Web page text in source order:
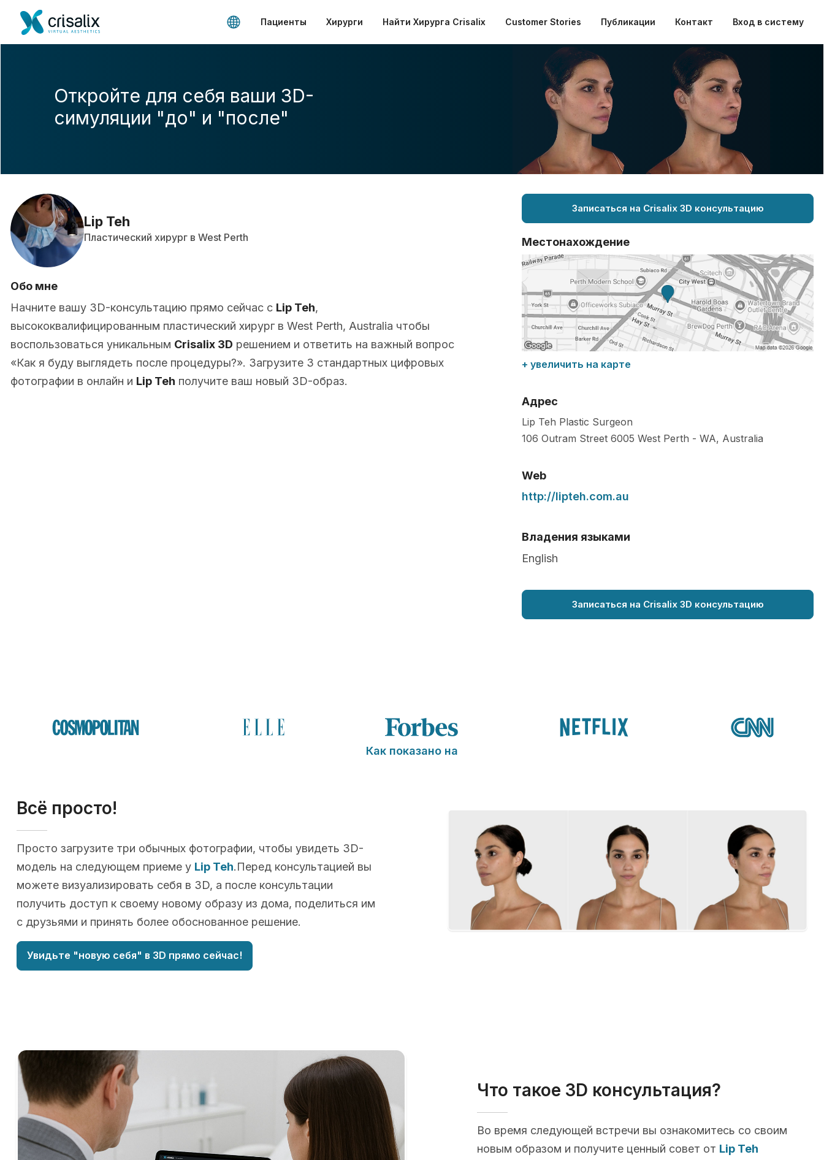
Пациенты Хирурги Найти Хирурга Crisalix Customer Stories Публикации Контакт Вход в систему
Откройте для себя ваши 3D-
симуляции "до" и "после"
Lip Teh
Пластический хирург в West Perth
Обо мне
Начните вашу 3D-консультацию прямо сейчас с Lip Teh,
высококвалифицированным пластический хирург в West Perth, Australia чтобы
воспользоваться уникальным Crisalix 3D решением и ответить на важный вопрос
«Как я буду выглядеть после процедуры?». Загрузите 3 стандартных цифровых
фотографии в онлайн и Lip Teh получите ваш новый 3D-образ.
Записаться на Crisalix 3D консультацию
Местонахождение
+ увеличить на карте
Адрес
Lip Teh Plastic Surgeon
106 Outram Street 6005 West Perth - WA, Australia
Web
http://lipteh.com.au
Владения языками
English
Записаться на Crisalix 3D консультацию
Как показано на
Всё просто!
Просто загрузите три обычных фотографии, чтобы увидеть 3D-
модель на следующем приеме у Lip Teh.Перед консультацией вы
можете визуализировать себя в 3D, а после консультации
получить доступ к своему новому образу из дома, поделиться им
с друзьями и принять более обоснованное решение.
Увидьте "новую себя" в 3D прямо сейчас!
Что такое 3D консультация?
Во время следующей встречи вы ознакомитесь со своим
новым образом и получите ценный совет от Lip Teh